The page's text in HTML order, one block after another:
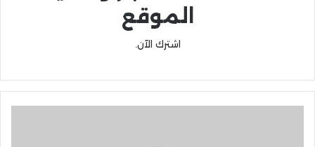
الموقع
اشترك الآن.